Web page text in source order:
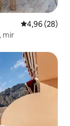
Prosječna
4,96 (28)
mir